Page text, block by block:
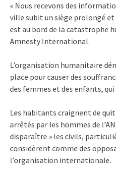
« Nous recevons des
ville subit un siège prolongé
est au bord de la catastrophe
Amnesty International.
L’organisation humanitaire
place pour causer des
des femmes et des enfants,
Les habitants craignent de
arrêtés par les hommes de
disparaître » les civils,
considèrent comme des
l’organisation internationale.